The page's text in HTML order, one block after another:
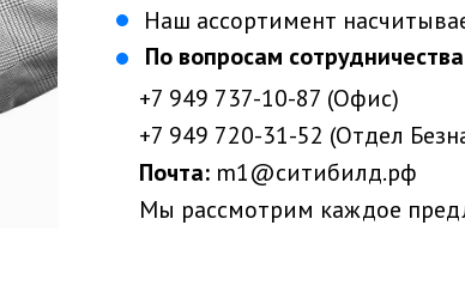
+7 949 737-10-87 (Офис)
+7 949 720-31-52 (Отдел
Почта: m1@ситибилд.рф
Мы рассмотрим каждое
По вопросам
Наш ассортимент